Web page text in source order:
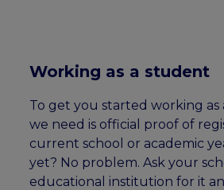
Working as a student
To get you started working as
we need is official proof of
current school or academic
yet? No problem. Ask your
educational institution for it